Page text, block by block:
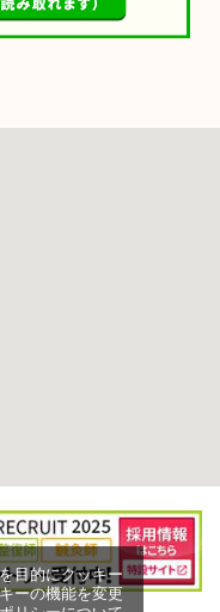
目的にクッキー
ーの機能を変更